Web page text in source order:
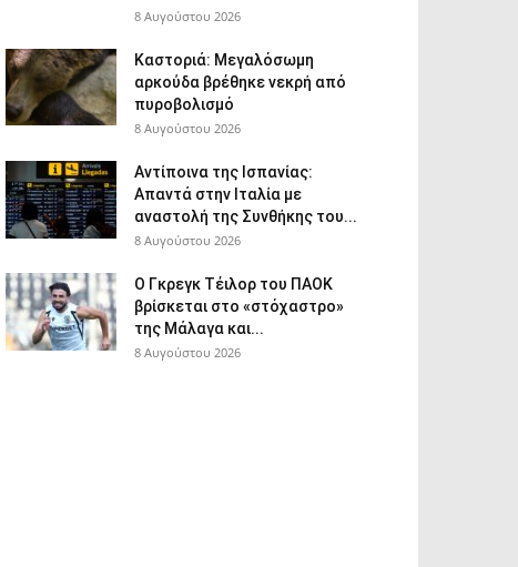
8 Αυγούστου 2026
Καστοριά: Μεγαλόσωμη
αρκούδα βρέθηκε νεκρή από
πυροβολισμό
8 Αυγούστου 2026
Αντίποινα της Ισπανίας:
Απαντά στην Ιταλία με
αναστολή της Συνθήκης του...
8 Αυγούστου 2026
Ο Γκρεγκ Τέιλορ του ΠΑΟΚ
βρίσκεται στο «στόχαστρο»
της Μάλαγα και...
8 Αυγούστου 2026